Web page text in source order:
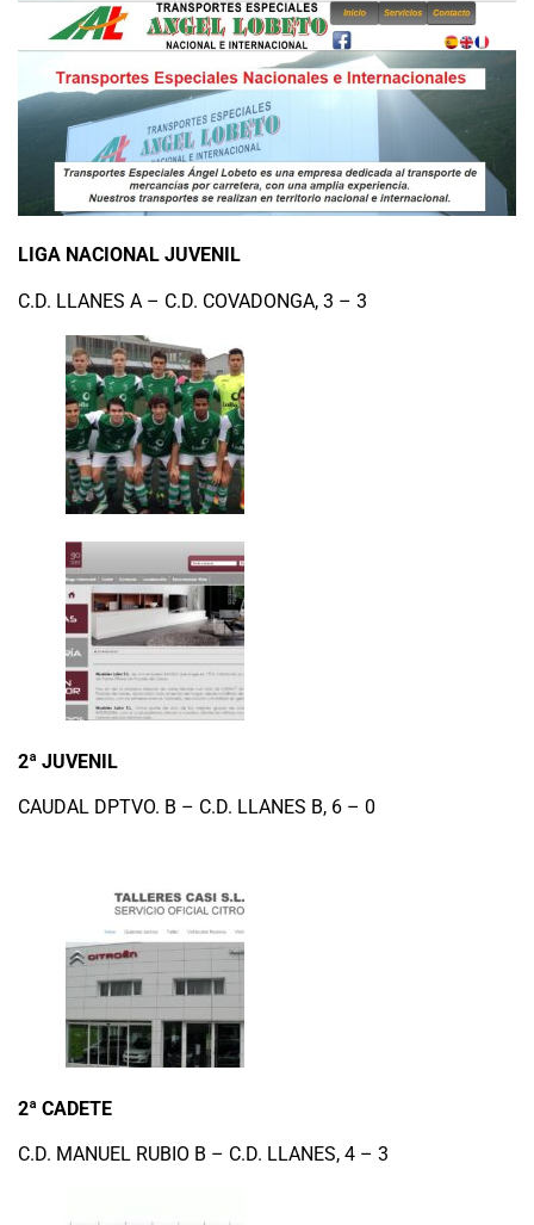
LIGA NACIONAL JUVENIL
C.D. LLANES A – C.D. COVADONGA, 3 – 3
2ª JUVENIL
CAUDAL DPTVO. B – C.D. LLANES B, 6 – 0
2ª CADETE
C.D. MANUEL RUBIO B – C.D. LLANES, 4 – 3